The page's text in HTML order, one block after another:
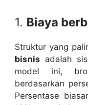
1. Biaya
Struktur yang
bisnis adalah
model ini,
berdasarkan
Persentase